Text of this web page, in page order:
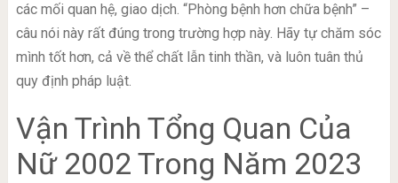
các mối quan hệ, giao dịch. “Phòng bệnh hơn chữa bệnh” –
câu nói này rất đúng trong trường hợp này. Hãy tự chăm sóc
mình tốt hơn, cả về thể chất lẫn tinh thần, và luôn tuân thủ
quy định pháp luật.
Vận Trình Tổng Quan Của
Nữ 2002 Trong Năm 2023